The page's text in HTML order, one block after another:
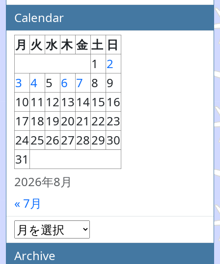
Calendar
2026年8月
月 火 水 木 金 土 日
1
2
3 4 5 6 7 8 9
1011 1213141516
1718192021 2223
24252627282930
31
« 7月
Archive